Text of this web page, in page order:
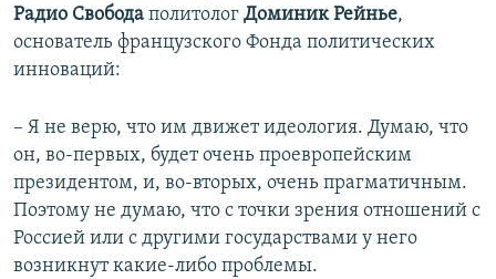
Радио Свобода политолог Доминик Рейнье,
основатель французского Фонда политических
инноваций:
– Я не верю, что им движет идеология. Думаю, что
он, во-первых, будет очень проевропейским
президентом, и, во-вторых, очень прагматичным.
Поэтому не думаю, что с точки зрения отношений с
Россией или с другими государствами у него
возникнут какие-либо проблемы.